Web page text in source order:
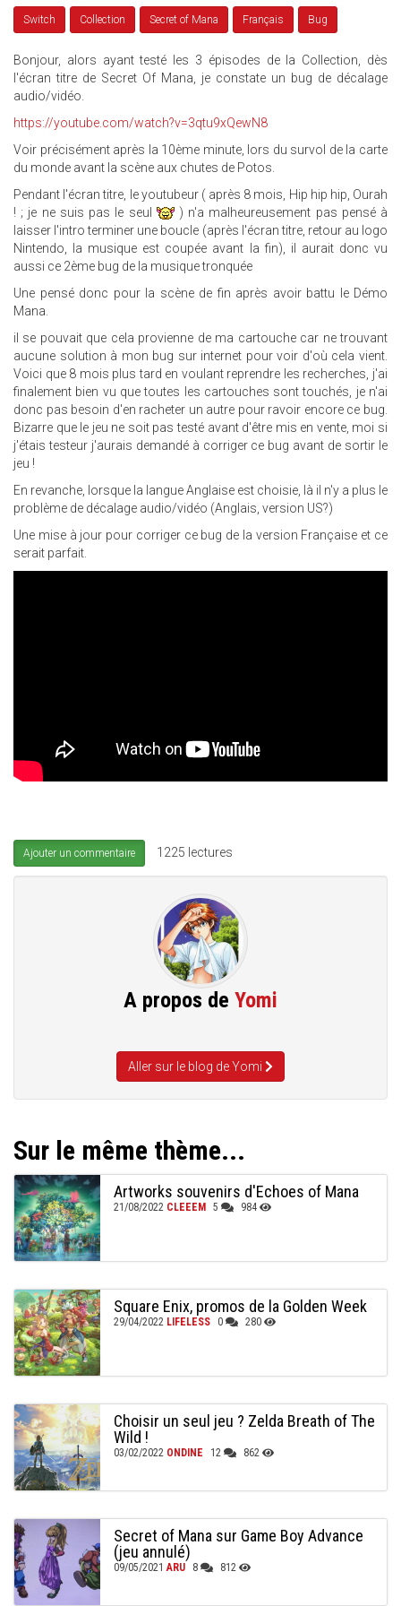
Switch Collection Secret of Mana Français Bug
Bonjour, alors ayant testé les 3 épisodes de la Collection, dès
l'écran titre de Secret Of Mana, je constate un bug de décalage
audio/vidéo.
https://youtube.com/watch?v=3qtu9xQewN8
Voir précisément après la 10ème minute, lors du survol de la carte
du monde avant la scène aux chutes de Potos.
Pendant l'écran titre, le youtubeur ( après 8 mois, Hip hip hip, Ourah
! ; je ne suis pas le seul
) n'a malheureusement pas pensé à
laisser l'intro terminer une boucle (après l'écran titre, retour au logo
Nintendo, la musique est coupée avant la fin), il aurait donc vu
aussi ce 2ème bug de la musique tronquée
Une pensé donc pour la scène de fin après avoir battu le Démo
Mana.
il se pouvait que cela provienne de ma cartouche car ne trouvant
aucune solution à mon bug sur internet pour voir d'où cela vient.
Voici que 8 mois plus tard en voulant reprendre les recherches, j'ai
finalement bien vu que toutes les cartouches sont touchés, je n'ai
donc pas besoin d'en racheter un autre pour ravoir encore ce bug.
Bizarre que le jeu ne soit pas testé avant d'être mis en vente, moi si
j'étais testeur j'aurais demandé à corriger ce bug avant de sortir le
jeu !
En revanche, lorsque la langue Anglaise est choisie, là il n'y a plus le
problème de décalage audio/vidéo (Anglais, version US?)
Une mise à jour pour corriger ce bug de la version Française et ce
serait parfait.
Ajouter un commentaire 1225 lectures
A propos de Yomi
Aller sur le blog de Yomi
Sur le même thème...
Artworks souvenirs d'Echoes of Mana
21/08/2022 CLEEEM 5 984
Square Enix, promos de la Golden Week
29/04/2022 LIFELESS 0 280
Choisir un seul jeu ? Zelda Breath of The
Wild !
03/02/2022 ONDINE 12 862
Secret of Mana sur Game Boy Advance
(jeu annulé)
09/05/2021ARU 8 812